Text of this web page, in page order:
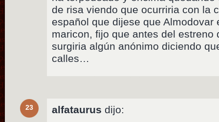
de risa viendo que ocurriria con la
español que dijese que Almodovar
maricon, fijo que antes del estreno
surgiria algún anónimo diciendo
calles…
23 alfataurus dijo: